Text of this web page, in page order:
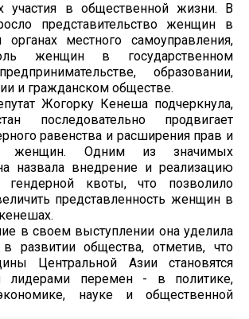
участия в общественной жизни. В
представительство женщин в
органах местного самоуправления,
женщин в государственном
образовании,
и гражданском обществе.
Жогорку Кенеша подчеркнула,
последовательно продвигает
равенства и расширения прав и
женщин. Одним из значимых
назвала внедрение и реализацию
гендерной квоты, что позволило
представленность женщин в
в своем выступлении она уделила
развитии общества, отметив, что
Центральной Азии становятся
лидерами перемен - в политике,
науке и общественной